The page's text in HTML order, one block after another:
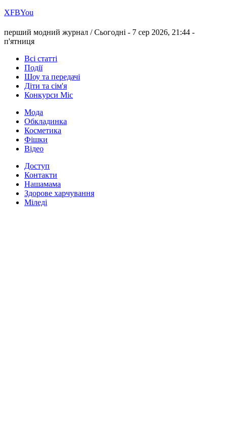
ХFBYou
перший модний журнал /Сьогодні - 7 сер 2026, 21:44 -
п'ятниця
Всі статті
Події
Шоу та передачі
Діти та сім'я
Конкурси Міс
Мода
Обкладинка
Косметика
Фішки
Відео
Доступ
Контакти
Нашамама
Здорове харчування
Міледі